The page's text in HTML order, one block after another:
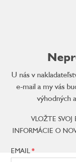
U nás v
e-mail a my vás
výhodných
VLOŽTE
INFORMÁCIE O
EMAIL